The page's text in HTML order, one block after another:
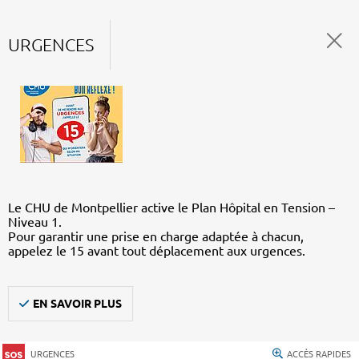
URGENCES
Le CHU de Montpellier active le Plan Hôpital en Tension –
Niveau 1.
Pour garantir une prise en charge adaptée à chacun,
appelez le 15 avant tout déplacement aux urgences.
EN SAVOIR PLUS
URGENCES ACCÈS RAPIDES